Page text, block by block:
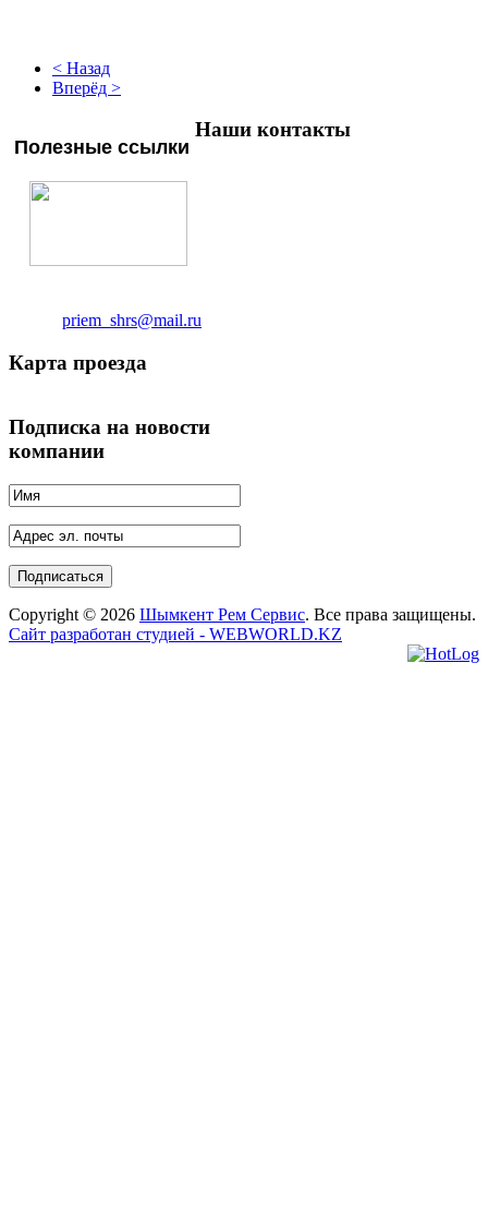
< Назад
Вперёд >
Полезные ссылки
Наши контакты
priem_shrs@mail.ru
Карта проезда
Подписка на новости
компании
Copyright © 2026 Шымкент Рем Сервис. Все права защищены.
Сайт разработан студией - WEBWORLD.KZ